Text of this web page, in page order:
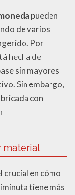
pueden
de varios
Por
hecha de
sin mayores
Sin embargo,
con
material
crucial en cómo
tiene más